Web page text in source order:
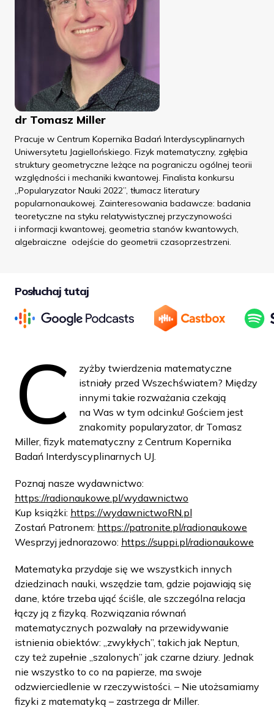
dr Tomasz Miller
Pracuje w Centrum Kopernika Badań Interdyscyplinarnych
Uniwersytetu Jagiellońskiego. Fizyk matematyczny, zgłębia
struktury geometryczne leżące na pograniczu ogólnej teorii
względności i mechaniki kwantowej. Finalista konkursu
„Popularyzator Nauki 2022”, tłumacz literatury
popularnonaukowej. Zainteresowania badawcze: badania
teoretyczne na styku relatywistycznej przyczynowości
i informacji kwantowej, geometria stanów kwantowych,
algebraiczne odejście do geometrii czasoprzestrzeni.
Posłuchaj tutaj
C
zyżby twierdzenia matematyczne
istniały przed Wszechświatem? Między
innymi takie rozważania czekają
na Was w tym odcinku! Gościem jest
znakomity popularyzator, dr Tomasz
Miller, fizyk matematyczny z Centrum Kopernika
Badań Interdyscyplinarnych UJ.
Poznaj nasze wydawnictwo:
https://radionaukowe.pl/wydawnictwo
Kup książki: https://wydawnictwoRN.pl
Zostań Patronem: https://patronite.pl/radionaukowe
Wesprzyj jednorazowo: https://suppi.pl/radionaukowe
Matematyka przydaje się we wszystkich innych
dziedzinach nauki, wszędzie tam, gdzie pojawiają się
dane, które trzeba ująć ściśle, ale szczególna relacja
łączy ją z fizyką. Rozwiązania równań
matematycznych pozwalały na przewidywanie
istnienia obiektów: „zwykłych”, takich jak Neptun,
czy też zupełnie „szalonych” jak czarne dziury. Jednak
nie wszystko to co na papierze, ma swoje
odzwierciedlenie w rzeczywistości. – Nie utożsamiamy
fizyki z matematyką – zastrzega dr Miller.